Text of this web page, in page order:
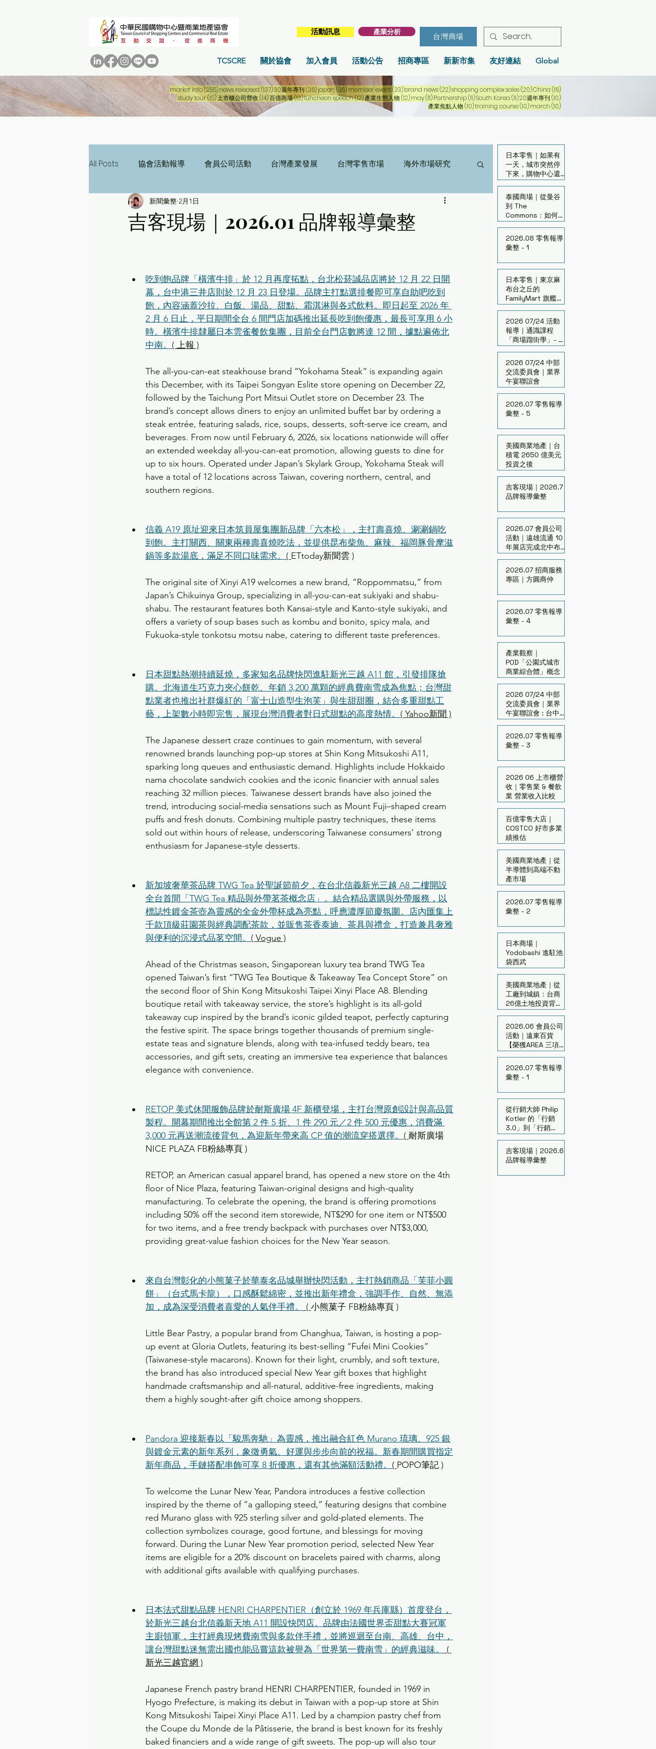
活動訊息 產業分析
台灣商場
TCSCRE 關於協會 加入會員 活動公告 招商專區 新新市集 友好連結 Global
market info(255)255 篇文章
news released (137)137 篇文章
30週年專刊 (36)36 篇文章
japan (36)36 篇文章
member event(33)33 篇文章
brand news(22)22 篇文章
shopping complex sales(20)20 篇文章
China (16)16 篇文章
study tour(15)15 篇文章
上市櫃公司營收(14)14 篇文章
百億商場(13)13 篇文章
luncheon speech(12)12 篇文章
產業生態人物 (12)12 篇文章
may(11)11 篇文章
Partnership(11)11 篇文章
South Korea (11)11 篇文章
20週年專刊 (10)10 篇文章
產業焦點人物 (10)10 篇文章
training course(10)10 篇文章
march (10)10 篇文章
All Posts 協會活動報導 會員公司活動 台灣產業發展 台灣零售市場 海外市場研究
三十週年專刊 二十週年專刊
吉客現場｜2026.01 品牌報導彙整
新聞彙整 2月1日
吃到飽品牌「橫濱牛排」於 12 月再度拓點，台北松菸誠品店將於 12 月 22 日開
幕，台中港三井店則於 12 月 23 日登場。品牌主打點選排餐即可享自助吧吃到
飽，內容涵蓋沙拉、白飯、湯品、甜點、霜淇淋與各式飲料。即日起至 2026 年
2 月 6 日止，平日期間全台 6 間門店加碼推出延長吃到飽優惠，最長可享用 6 小
時。橫濱牛排隸屬日本雲雀餐飲集團，目前全台門店數將達 12 間，據點遍佈北
中南。 ( 上報 )
The all-you-can-eat steakhouse brand “Yokohama Steak” is expanding again
this December, with its Taipei Songyan Eslite store opening on December 22,
followed by the Taichung Port Mitsui Outlet store on December 23. The
brand’s concept allows diners to enjoy an unlimited buffet bar by ordering a
steak entrée, featuring salads, rice, soups, desserts, soft-serve ice cream, and
beverages. From now until February 6, 2026, six locations nationwide will offer
an extended weekday all-you-can-eat promotion, allowing guests to dine for
up to six hours. Operated under Japan’s Skylark Group, Yokohama Steak will
have a total of 12 locations across Taiwan, covering northern, central, and
southern regions.
信義 A19 原址迎來日本筑員屋集團新品牌「六本松」，主打壽喜燒、涮涮鍋吃
到飽。主打關西、關東兩種壽喜燒吃法，並提供昆布柴魚、麻辣、福岡豚骨摩滋
鍋等多款湯底，滿足不同口味需求。 ( ETtoday新聞雲 )
The original site of Xinyi A19 welcomes a new brand, “Roppommatsu,” from
Japan’s Chikuinya Group, specializing in all-you-can-eat sukiyaki and shabu-
shabu. The restaurant features both Kansai-style and Kanto-style sukiyaki, and
offers a variety of soup bases such as kombu and bonito, spicy mala, and
Fukuoka-style tonkotsu motsu nabe, catering to different taste preferences.
日本甜點熱潮持續延燒，多家知名品牌快閃進駐新光三越 A11 館，引發排隊搶
購。北海道生巧克力夾心餅乾、年銷 3,200 萬顆的經典費南雪成為焦點；台灣甜
點業者也推出社群爆紅的「富士山造型生泡芙」與生甜甜圈，結合多重甜點工
藝，上架數小時即完售，展現台灣消費者對日式甜點的高度熱情。 ( Yahoo新聞 )
The Japanese dessert craze continues to gain momentum, with several
renowned brands launching pop-up stores at Shin Kong Mitsukoshi A11,
sparking long queues and enthusiastic demand. Highlights include Hokkaido
nama chocolate sandwich cookies and the iconic financier with annual sales
reaching 32 million pieces. Taiwanese dessert brands have also joined the
trend, introducing social-media sensations such as Mount Fuji–shaped cream
puffs and fresh donuts. Combining multiple pastry techniques, these items
sold out within hours of release, underscoring Taiwanese consumers’ strong
enthusiasm for Japanese-style desserts.
新加坡奢華茶品牌 TWG Tea 於聖誕節前夕，在台北信義新光三越 A8 二樓開設
全台首間「TWG Tea 精品與外帶茗茶概念店」。結合精品選購與外帶服務，以
標誌性鍍金茶壺為靈感的全金外帶杯成為亮點，呼應濃厚節慶氛圍。店內匯集上
千款頂級莊園茶與經典調配茶款，並販售茶香泰迪、茶具與禮盒，打造兼具奢雅
與便利的沉浸式品茗空間。 ( Vogue )
Ahead of the Christmas season, Singaporean luxury tea brand TWG Tea
opened Taiwan’s first “TWG Tea Boutique & Takeaway Tea Concept Store” on
the second floor of Shin Kong Mitsukoshi Taipei Xinyi Place A8. Blending
boutique retail with takeaway service, the store’s highlight is its all-gold
takeaway cup inspired by the brand’s iconic gilded teapot, perfectly capturing
the festive spirit. The space brings together thousands of premium single-
estate teas and signature blends, along with tea-infused teddy bears, tea
accessories, and gift sets, creating an immersive tea experience that balances
elegance with convenience.
RETOP 美式休閒服飾品牌於耐斯廣場 4F 新櫃登場，主打台灣原創設計與高品質
製程。開幕期間推出全館第 2 件 5 折、1 件 290 元／2 件 500 元優惠，消費滿
3,000 元再送潮流後背包，為迎新年帶來高 CP 值的潮流穿搭選擇。 ( 耐斯廣場
NICE PLAZA FB粉絲專頁 )
RETOP, an American casual apparel brand, has opened a new store on the 4th
floor of Nice Plaza, featuring Taiwan-original designs and high-quality
manufacturing. To celebrate the opening, the brand is offering promotions
including 50% off the second item storewide, NT$290 for one item or NT$500
for two items, and a free trendy backpack with purchases over NT$3,000,
providing great-value fashion choices for the New Year season.
來自台灣彰化的小熊菓子於華泰名品城舉辦快閃活動，主打熱銷商品「芙菲小圓
餅」（台式馬卡龍），口感酥鬆綿密，並推出新年禮盒，強調手作、自然、無添
加，成為深受消費者喜愛的人氣伴手禮。
( 小熊菓子 FB粉絲專頁 )
Little Bear Pastry, a popular brand from Changhua, Taiwan, is hosting a pop-
up event at Gloria Outlets, featuring its best-selling “Fufei Mini Cookies”
(Taiwanese-style macarons). Known for their light, crumbly, and soft texture,
the brand has also introduced special New Year gift boxes that highlight
handmade craftsmanship and all-natural, additive-free ingredients, making
them a highly sought-after gift choice among shoppers.
Pandora 迎接新春以「駿馬奔馳」為靈感，推出融合紅色 Murano 琉璃、925 銀
與鍍金元素的新年系列，象徵勇氣、好運與步步向前的祝福。新春期間購買指定
新年商品，手鏈搭配串飾可享 8 折優惠，還有其他滿額活動禮。 ( POPO筆記 )
To welcome the Lunar New Year, Pandora introduces a festive collection
inspired by the theme of “a galloping steed,” featuring designs that combine
red Murano glass with 925 sterling silver and gold-plated elements. The
collection symbolizes courage, good fortune, and blessings for moving
forward. During the Lunar New Year promotion period, selected New Year
items are eligible for a 20% discount on bracelets paired with charms, along
with additional gifts available with qualifying purchases.
日本法式甜點品牌 HENRI CHARPENTIER（創立於 1969 年兵庫縣）首度登台，
於新光三越台北信義新天地 A11 開設快閃店。品牌由法國世界盃甜點大賽冠軍
主廚領軍，主打經典現烤費南雪與多款伴手禮，並將巡迴至台南、高雄、台中，
讓台灣甜點迷無需出國也能品嘗這款被譽為「世界第一費南雪」的經典滋味。
(
新光三越官網 )
Japanese French pastry brand HENRI CHARPENTIER, founded in 1969 in
Hyogo Prefecture, is making its debut in Taiwan with a pop-up store at Shin
Kong Mitsukoshi Taipei Xinyi Place A11. Led by a champion pastry chef from
the Coupe du Monde de la Pâtisserie, the brand is best known for its freshly
baked financiers and a wide range of gift sweets. The pop-up will also tour
日本零售｜如果有
一天，城市突然停
下來，購物中心還
剩下什麼價值？
泰國商場｜從曼谷
到 The
Commons：如何啟
發老舊百貨再生
2026.08 零售報導
彙整 - 1
日本零售｜東京麻
布台之丘的
FamilyMart 旗艦店
「FAMIMA」開幕
2026 07/24 活動
報導｜通識課程
「商場蹓街學」- 台
中場
2026 07/24 中部
交流委員會｜業界
午宴聯誼會
2026.07 零售報導
彙整 - 5
美國商業地產｜台
積電 2650 億美元
投資之後
吉客現場｜2026.7
品牌報導彙整
2026.07 會員公司
活動｜遠雄流通 10
年展店完成北中布
局
2026.07 招商服務
專區｜方圓商仲
2026.07 零售報導
彙整 - 4
產業觀察｜
POD「公園式城市
商業綜合體」概念
2026 07/24 中部
交流委員會｜業界
午宴聯誼會 : 台中的
跨界與翻轉
2026.07 零售報導
彙整 - 3
2026 06 上市櫃營
收｜零售業 & 餐飲
業 營業收入比較
百億零售大店｜
COSTCO 好市多業
績推估
美國商業地產｜從
半導體到高端不動
產市場
2026.07 零售報導
彙整 - 2
日本商場｜
Yodobashi 進駐池
袋西武
美國商業地產｜從
工廠到城鎮：台商
26億土地投資背後
的亞利桑那新商機
2026.06 會員公司
活動｜遠東百貨
【榮獲AREA 三項大
獎】連續7年獲頒15
座獎
2026.07 零售報導
彙整 - 1
從行銷大師 Philip
Kotler 的「行銷
3.0」到「行銷
7.0」- 來看購物中
心的行銷策略
吉客現場｜2026.6
品牌報導彙整